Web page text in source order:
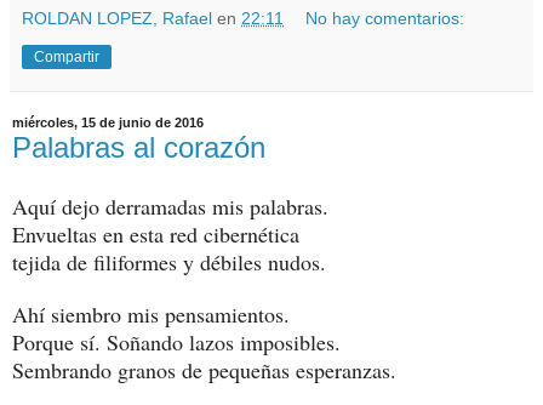
ROLDAN LOPEZ, Rafael en 22:11 No hay comentarios:
Compartir
miércoles, 15 de junio de 2016
Palabras al corazón
Aquí dejo derramadas mis palabras.
Envueltas en esta red cibernética
tejida de filiformes y débiles nudos.
Ahí siembro mis pensamientos.
Porque sí. Soñando lazos imposibles.
Sembrando granos de pequeñas esperanzas.